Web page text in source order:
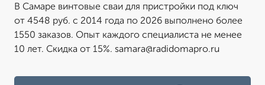
В Самаре винтовые сваи для пристройки под ключ
от 4548 руб. с 2014 года по 2026 выполнено более
1550 заказов. Опыт каждого специалиста не менее
10 лет. Скидка от 15%. samara@radidomapro.ru